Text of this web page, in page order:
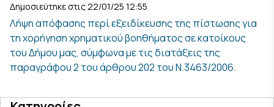
Δημοσιεύτηκε στις 22/01/25 12:55
Λήψη απόφασης περί εξειδίκευσης της πίστωσης για
τη χορήγηση χρηματικού βοηθήματος σε κατοίκους
του Δήμου μας, σύμφωνα με τις διατάξεις της
παραγράφου 2 του άρθρου 202 του Ν.3463/2006.